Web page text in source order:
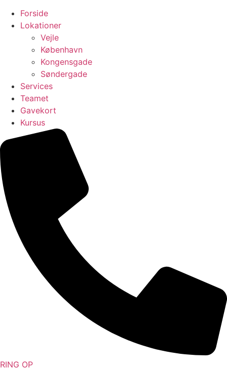
Forside
Lokationer
Vejle
København
Kongensgade
Søndergade
Services
Teamet
Gavekort
Kursus
RING OP